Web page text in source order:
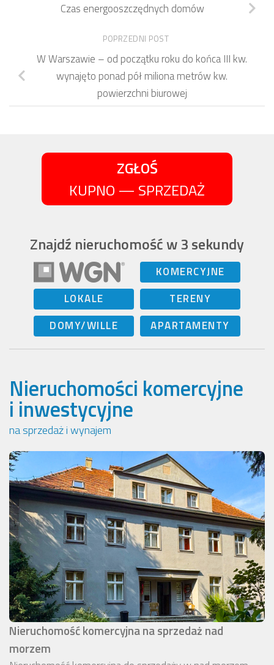
Czas energooszczędnych domów
POPRZEDNI POST
W Warszawie – od początku roku do końca III kw.
wynajęto ponad pół miliona metrów kw.
powierzchni biurowej
ZGŁOŚ
KUPNO — SPRZEDAŻ
Znajdź nieruchomość w 3 sekundy
KOMERCYJNE
LOKALE
TERENY
DOMY/WILLE
APARTAMENTY
Nieruchomości komercyjne
i inwestycyjne
na sprzedaż i wynajem
Nieruchomość komercyjna na sprzedaż nad
morzem